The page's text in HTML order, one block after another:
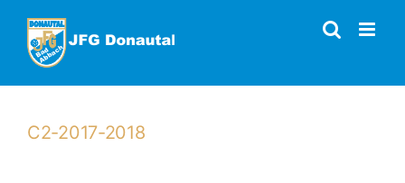
Inhalt
springen
C2-2017-2018